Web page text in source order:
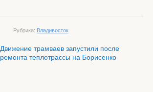
Рубрика: Владивосток
Движение трамваев запустили после
ремонта теплотрассы на Борисенко